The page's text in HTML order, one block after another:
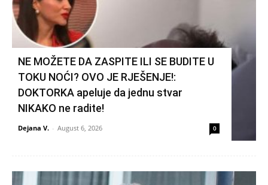
NE MOŽETE DA ZASPITE ILI SE BUDITE U
TOKU NOĆI? OVO JE RJEŠENJE!:
DOKTORKA apeluje da jednu stvar
NIKAKO ne radite!
Dejana V. - August 6, 2026 0